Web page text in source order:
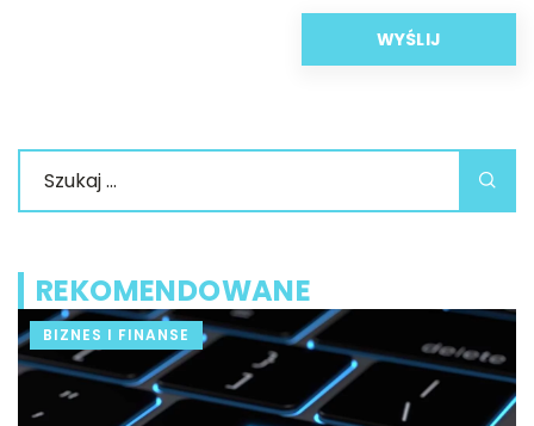
REKOMENDOWANE
BIZNES I FINANSE